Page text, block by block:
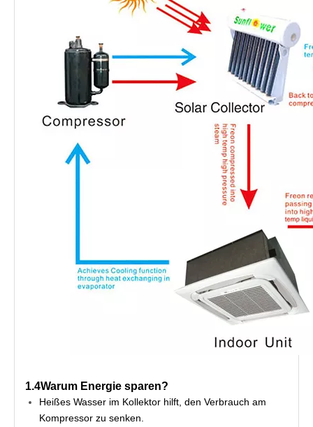
1.4Warum Energie sparen?
Heißes Wasser im Kollektor hilft, den Verbrauch am
Kompressor zu senken.